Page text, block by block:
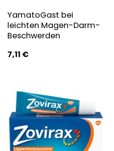
YamatoGast bei
leichten Magen-Darm-
Beschwerden
7,11 €